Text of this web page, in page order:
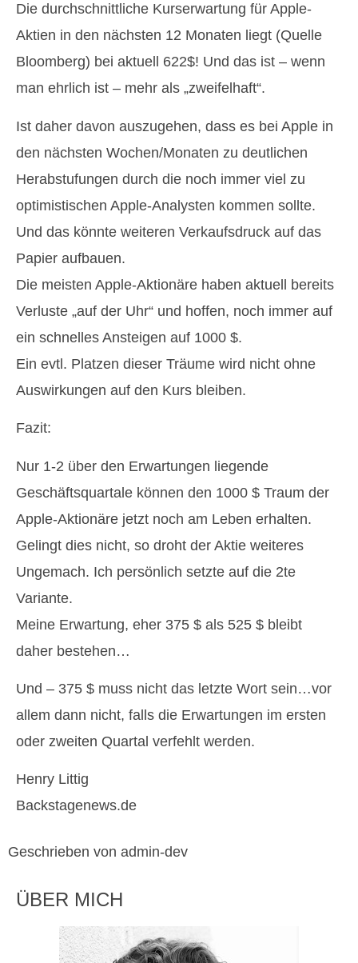
Die durchschnittliche Kurserwartung für Apple-
Aktien in den nächsten 12 Monaten liegt (Quelle
Bloomberg) bei aktuell 622$! Und das ist – wenn
man ehrlich ist – mehr als „zweifelhaft“.
Ist daher davon auszugehen, dass es bei Apple in
den nächsten Wochen/Monaten zu deutlichen
Herabstufungen durch die noch immer viel zu
optimistischen Apple-Analysten kommen sollte.
Und das könnte weiteren Verkaufsdruck auf das
Papier aufbauen.
Die meisten Apple-Aktionäre haben aktuell bereits
Verluste „auf der Uhr“ und hoffen, noch immer auf
ein schnelles Ansteigen auf 1000 $.
Ein evtl. Platzen dieser Träume wird nicht ohne
Auswirkungen auf den Kurs bleiben.
Fazit:
Nur 1-2 über den Erwartungen liegende
Geschäftsquartale können den 1000 $ Traum der
Apple-Aktionäre jetzt noch am Leben erhalten.
Gelingt dies nicht, so droht der Aktie weiteres
Ungemach. Ich persönlich setzte auf die 2te
Variante.
Meine Erwartung, eher 375 $ als 525 $ bleibt
daher bestehen…
Und – 375 $ muss nicht das letzte Wort sein…vor
allem dann nicht, falls die Erwartungen im ersten
oder zweiten Quartal verfehlt werden.
Henry Littig
Backstagenews.de
Geschrieben von admin-dev
ÜBER MICH